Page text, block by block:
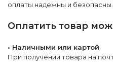
оплаты надежны и безопасны.
Оплатить товар
• Наличными или картой
При получении товара на